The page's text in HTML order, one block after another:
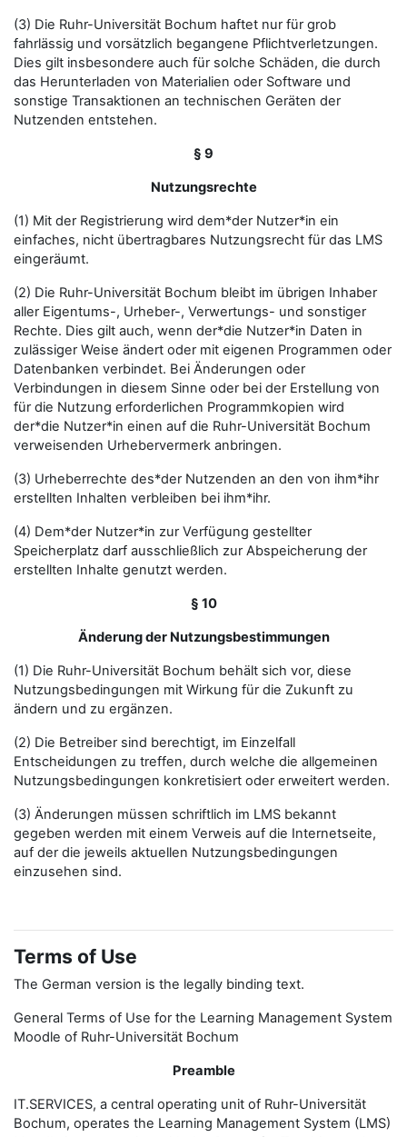
(3) Die Ruhr-Universität Bochum haftet nur für grob
fahrlässig und vorsätzlich begangene Pflichtverletzungen.
Dies gilt insbesondere auch für solche Schäden, die durch
das Herunterladen von Materialien oder Software und
sonstige Transaktionen an technischen Geräten der
Nutzenden entstehen.
§ 9
Nutzungsrechte
(1) Mit der Registrierung wird dem*der Nutzer*in ein
einfaches, nicht übertragbares Nutzungsrecht für das LMS
eingeräumt.
(2) Die Ruhr-Universität Bochum bleibt im übrigen Inhaber
aller Eigentums-, Urheber-, Verwertungs- und sonstiger
Rechte. Dies gilt auch, wenn der*die Nutzer*in Daten in
zulässiger Weise ändert oder mit eigenen Programmen oder
Datenbanken verbindet. Bei Änderungen oder
Verbindungen in diesem Sinne oder bei der Erstellung von
für die Nutzung erforderlichen Programmkopien wird
der*die Nutzer*in einen auf die Ruhr-Universität Bochum
verweisenden Urhebervermerk anbringen.
(3) Urheberrechte des*der Nutzenden an den von ihm*ihr
erstellten Inhalten verbleiben bei ihm*ihr.
(4) Dem*der Nutzer*in zur Verfügung gestellter
Speicherplatz darf ausschließlich zur Abspeicherung der
erstellten Inhalte genutzt werden.
§ 10
Änderung der Nutzungsbestimmungen
(1) Die Ruhr-Universität Bochum behält sich vor, diese
Nutzungsbedingungen mit Wirkung für die Zukunft zu
ändern und zu ergänzen.
(2) Die Betreiber sind berechtigt, im Einzelfall
Entscheidungen zu treffen, durch welche die allgemeinen
Nutzungsbedingungen konkretisiert oder erweitert werden.
(3) Änderungen müssen schriftlich im LMS bekannt
gegeben werden mit einem Verweis auf die Internetseite,
auf der die jeweils aktuellen Nutzungsbedingungen
einzusehen sind.
Terms of Use
The German version is the legally binding text.
General Terms of Use for the Learning Management System
Moodle of Ruhr-Universität Bochum
Preamble
IT.SERVICES, a central operating unit of Ruhr-Universität
Bochum, operates the Learning Management System (LMS)